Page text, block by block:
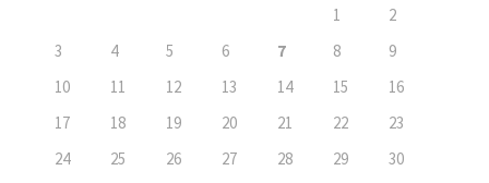
1
2
3
4 5 6 7 8
9
10
11 12 13 14 15
16
17
18 19 20 21 22
23
24
25 26 27 28 29
30